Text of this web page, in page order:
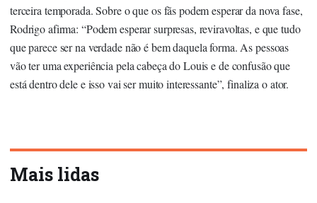
terceira temporada. Sobre o que os fãs podem esperar da nova fase,
Rodrigo afirma: “Podem esperar surpresas, reviravoltas, e que tudo
que parece ser na verdade não é bem daquela forma. As pessoas
vão ter uma experiência pela cabeça do Louis e de confusão que
está dentro dele e isso vai ser muito interessante”, finaliza o ator.
Mais lidas